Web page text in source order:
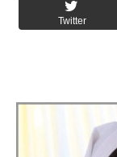
Twitter